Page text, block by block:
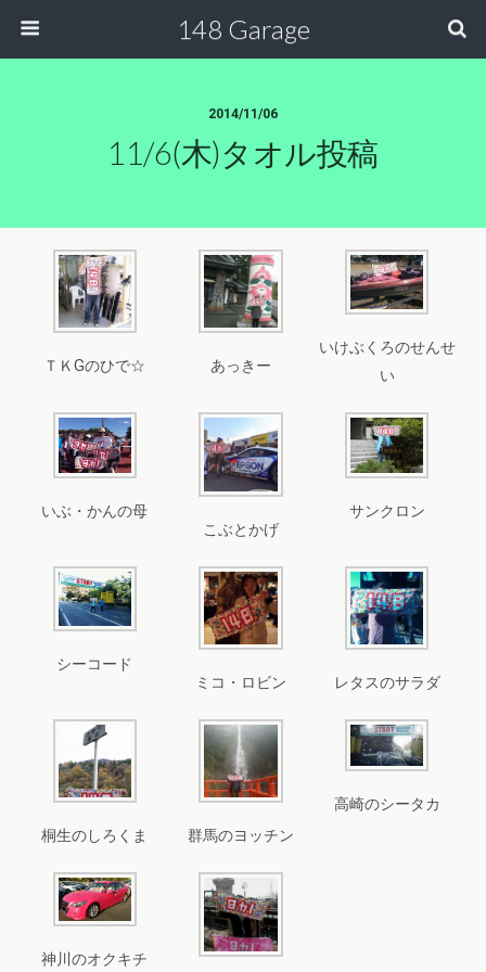
148 Garage
2014/11/06
11/6(木)タオル投稿
ＴＫGのひで☆ あっきー
いけぶくろのせんせ
い
いぶ・かんの母
こぶとかげ
サンクロン
シーコード
ミコ・ロビン
レタスのサラダ
桐生のしろくま 群馬のヨッチン
高崎のシータカ
神川のオクキチ